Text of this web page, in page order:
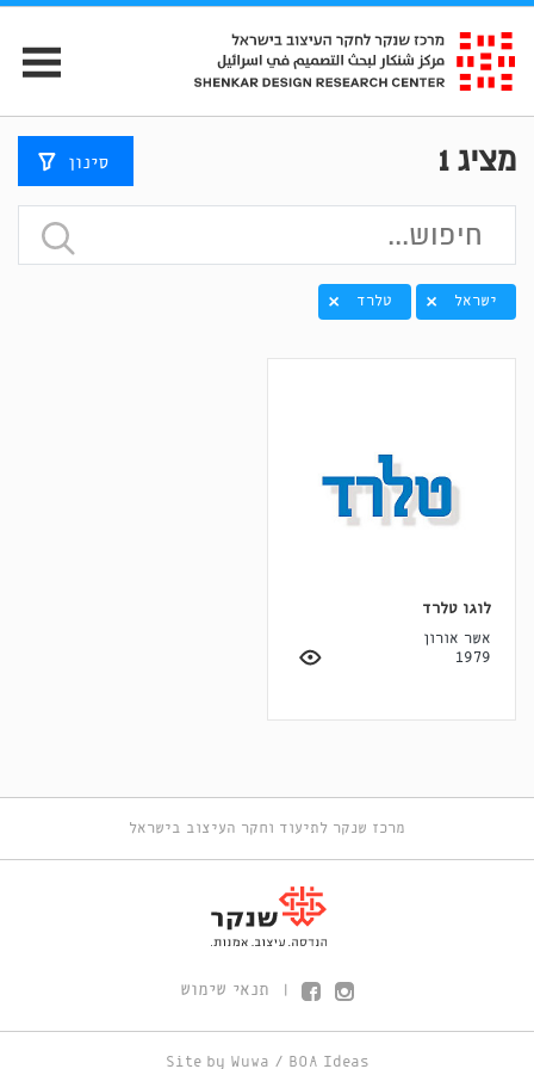
מציג1 סינון
ישראל טלרד
לוגו טלרד
אשר אורון
1979
מרכז שנקר לתיעוד וחקר העיצוב בישראל
תנאי שימוש
Site by Wuwa / BOA Ideas